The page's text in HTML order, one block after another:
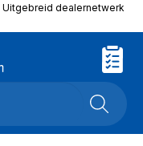
Uitgebreid dealernetwerk